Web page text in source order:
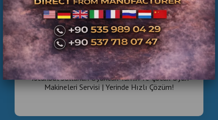
İstanbul Sallanan Oyuncak Tamiri ve Çocuk Oyun
Makineleri Servisi | Yerinde Hızlı Çözüm!